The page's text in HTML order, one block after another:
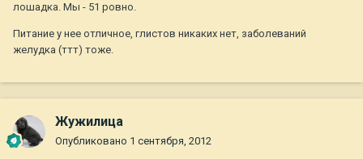
лошадка. Мы - 51 ровно.
Питание у нее отличное, глистов никаких нет, заболеваний
желудка (ттт) тоже.
Жужилица
Опубликовано 1 сентября, 2012